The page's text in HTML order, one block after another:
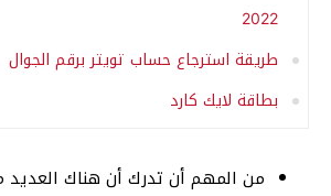
2022
طريقة استرجاع حساب تويتر برقم الجوال
بطاقة لايك كارد
من المهم أن تدرك أن هناك العديد